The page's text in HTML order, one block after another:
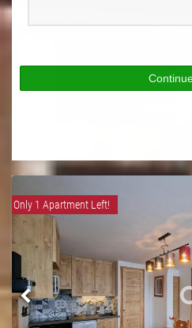
Only 1 Apartment Left!